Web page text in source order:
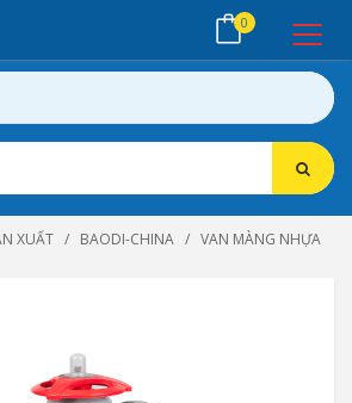
0
XUẤT BAODI-CHINA VAN MÀNG NHỰA